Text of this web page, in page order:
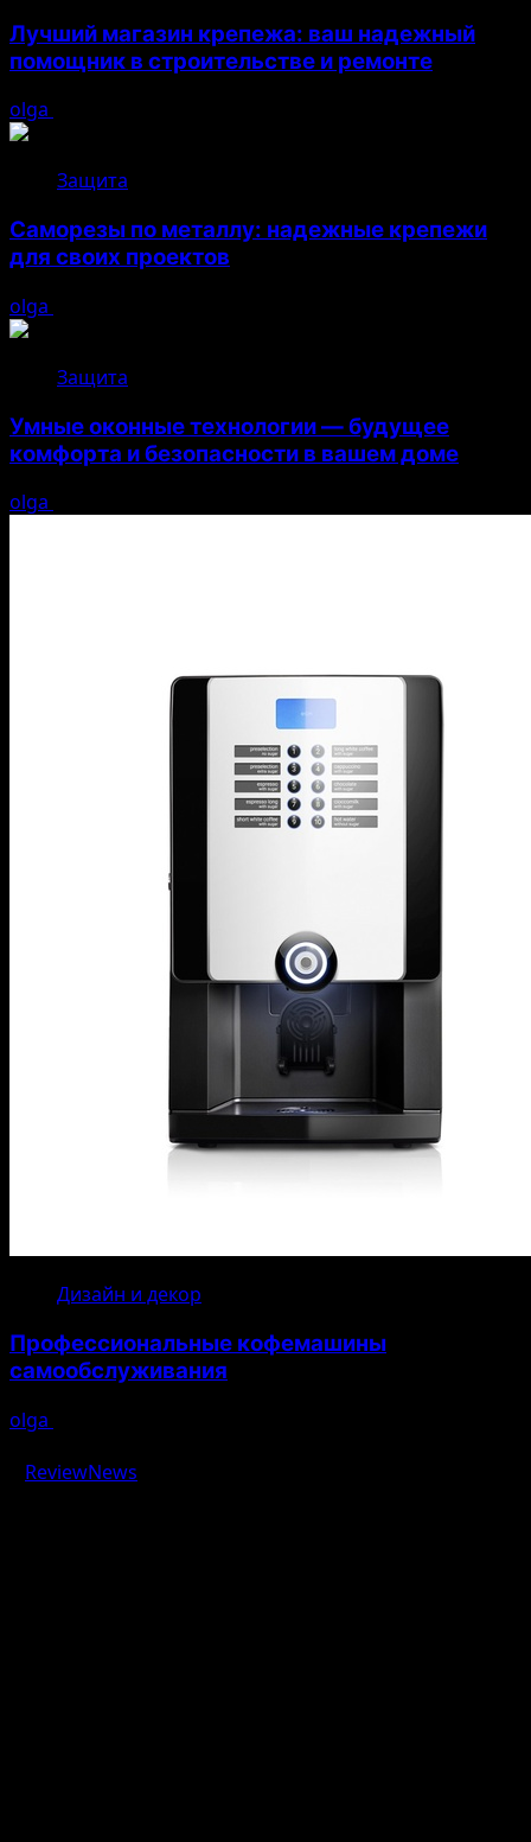
Лучший магазин крепежа: ваш надежный
помощник в строительстве и ремонте
olga
Защита
Саморезы по металлу: надежные крепежи
для своих проектов
olga
Защита
Умные оконные технологии — будущее
комфорта и безопасности в вашем доме
olga
Дизайн и декор
Профессиональные кофемашины
самообслуживания
olga
ReviewNews